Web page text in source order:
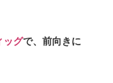
ッグで、前向きに